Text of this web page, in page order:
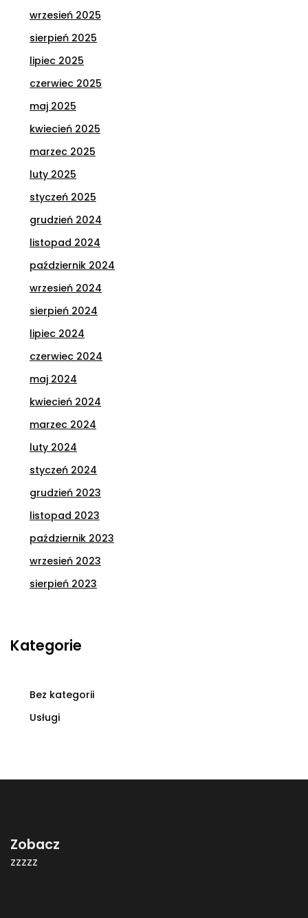
wrzesień 2025
sierpień 2025
lipiec 2025
czerwiec 2025
maj 2025
kwiecień 2025
marzec 2025
luty 2025
styczeń 2025
grudzień 2024
listopad 2024
październik 2024
wrzesień 2024
sierpień 2024
lipiec 2024
czerwiec 2024
maj 2024
kwiecień 2024
marzec 2024
luty 2024
styczeń 2024
grudzień 2023
listopad 2023
październik 2023
wrzesień 2023
sierpień 2023
Kategorie
Bez kategorii
Usługi
Zobacz
zzzzz